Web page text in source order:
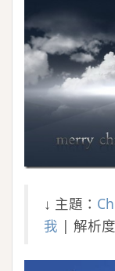
↓ 主題：
我 | 解析